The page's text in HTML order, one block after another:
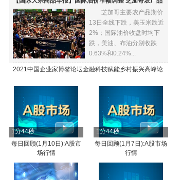
全线下跌
芝加哥主要农产品期价
13日全线下跌，美玉米跌近
2%；国际油价收盘时均下
跌，美油、布油分别收跌
0.63%和0.24%...
2021中国企业家博鳌论坛金融科技赋能乡村振兴高峰论
1分44秒
每日回顾(1月10日):A股市
场行情
1分44秒
每日回顾(1月7日):A股市场
行情